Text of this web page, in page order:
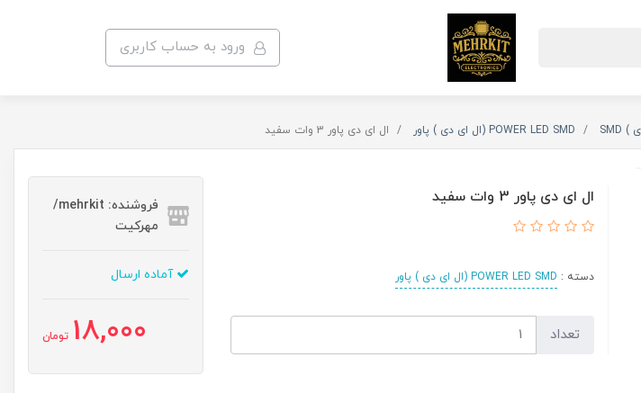
ورود به حساب کاربری
POWER LED SMD (ال ای دی ) پاور ال ای دی پاور 3 وات سفید
ال ای دی پاور 3 وات سفید
دسته : POWER LED SMD (ال ای دی ) پاور
تعداد
فروشنده: mehrkit/
مهرکیت
آماده ارسال
18,000 تومان